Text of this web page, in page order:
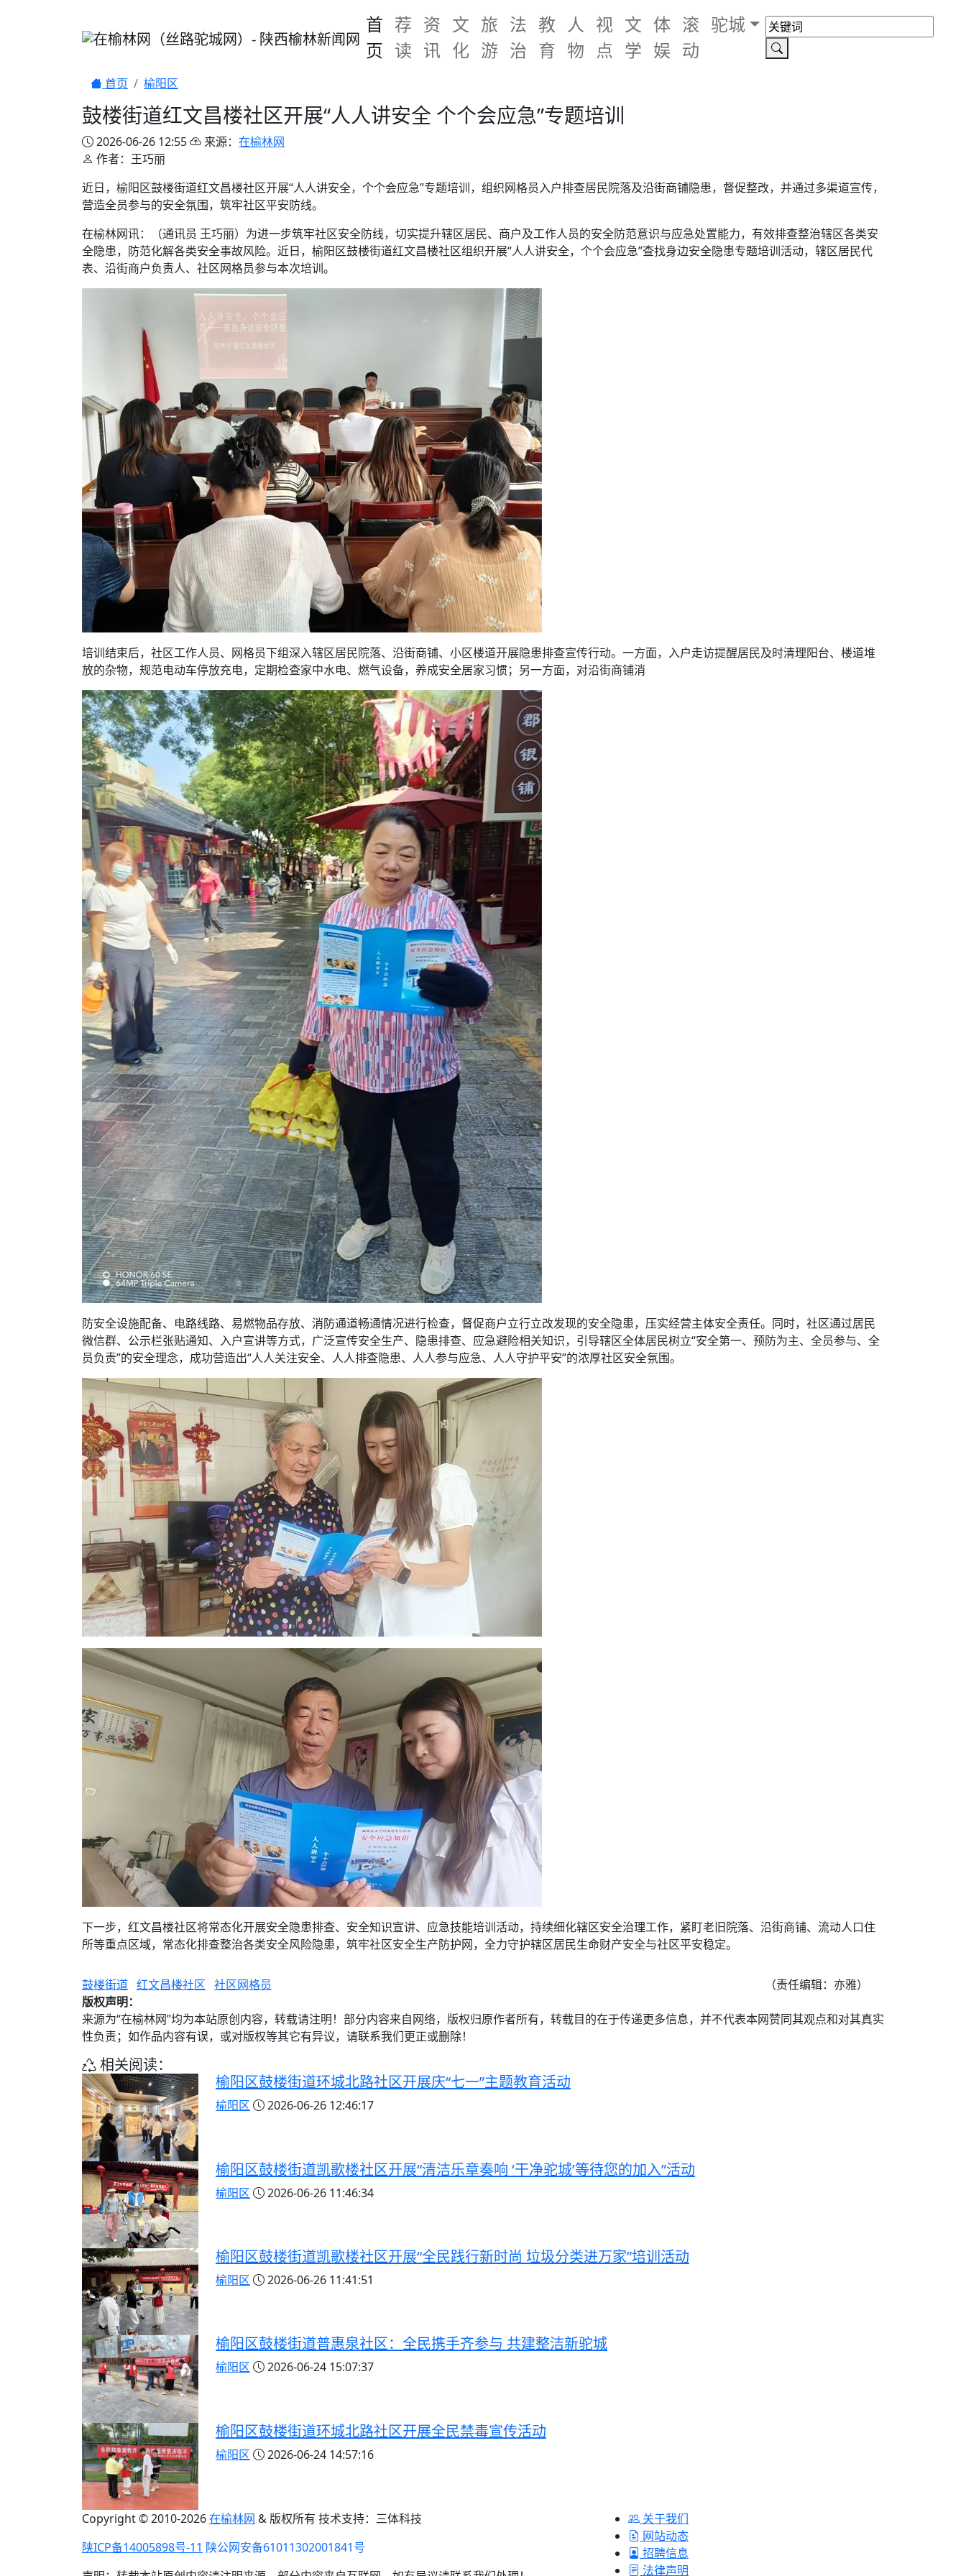
首
页
荐
读
资
讯
文
化
旅
游
法
治
教
育
人
物
视
点
文
学
体
娱
滚
动
驼城
首页 榆阳区
鼓楼街道红文昌楼社区开展“人人讲安全 个个会应急”专题培训
2026-06-26 12:55 来源： 在榆林网
作者：王巧丽
近日，榆阳区鼓楼街道红文昌楼社区开展“人人讲安全，个个会应急”专题培训，组织网格员入户排查居民院落及沿街商铺隐患，督促整改，并通过多渠道宣传，
营造全员参与的安全氛围，筑牢社区平安防线。
在榆林网讯：（通讯员 王巧丽）为进一步筑牢社区安全防线，切实提升辖区居民、商户及工作人员的安全防范意识与应急处置能力，有效排查整治辖区各类安
全隐患，防范化解各类安全事故风险。近日，榆阳区鼓楼街道红文昌楼社区组织开展“人人讲安全，个个会应急”查找身边安全隐患专题培训活动，辖区居民代
表、沿街商户负责人、社区网格员参与本次培训。
培训结束后，社区工作人员、网格员下组深入辖区居民院落、沿街商铺、小区楼道开展隐患排查宣传行动。一方面，入户走访提醒居民及时清理阳台、楼道堆
放的杂物，规范电动车停放充电，定期检查家中水电、燃气设备，养成安全居家习惯；另一方面，对沿街商铺消
防安全设施配备、电路线路、易燃物品存放、消防通道畅通情况进行检查，督促商户立行立改发现的安全隐患，压实经营主体安全责任。同时，社区通过居民
微信群、公示栏张贴通知、入户宣讲等方式，广泛宣传安全生产、隐患排查、应急避险相关知识，引导辖区全体居民树立“安全第一、预防为主、全员参与、全
员负责”的安全理念，成功营造出“人人关注安全、人人排查隐患、人人参与应急、人人守护平安”的浓厚社区安全氛围。
下一步，红文昌楼社区将常态化开展安全隐患排查、安全知识宣讲、应急技能培训活动，持续细化辖区安全治理工作，紧盯老旧院落、沿街商铺、流动人口住
所等重点区域，常态化排查整治各类安全风险隐患，筑牢社区安全生产防护网，全力守护辖区居民生命财产安全与社区平安稳定。
鼓楼街道 红文昌楼社区 社区网格员
（责任编辑：亦雅）
版权声明：
来源为“在榆林网”均为本站原创内容，转载请注明！部分内容来自网络，版权归原作者所有，转载目的在于传递更多信息，并不代表本网赞同其观点和对其真实
性负责；如作品内容有误，或对版权等其它有异议，请联系我们更正或删除！
相关阅读：
榆阳区鼓楼街道环城北路社区开展庆“七一”主题教育活动
榆阳区 2026-06-26 12:46:17
榆阳区鼓楼街道凯歌楼社区开展“清洁乐章奏响 ‘干净驼城’等待您的加入”活动
榆阳区 2026-06-26 11:46:34
榆阳区鼓楼街道凯歌楼社区开展“全民践行新时尚 垃圾分类进万家”培训活动
榆阳区 2026-06-26 11:41:51
榆阳区鼓楼街道普惠泉社区：全民携手齐参与 共建整洁新驼城
榆阳区 2026-06-24 15:07:37
榆阳区鼓楼街道环城北路社区开展全民禁毒宣传活动
榆阳区 2026-06-24 14:57:16
Copyright © 2010-2026在榆林网 & 版权所有 技术支持：三体科技
陕ICP备14005898号-11 陕公网安备61011302001841号
关于我们
网站动态
招聘信息
法律声明